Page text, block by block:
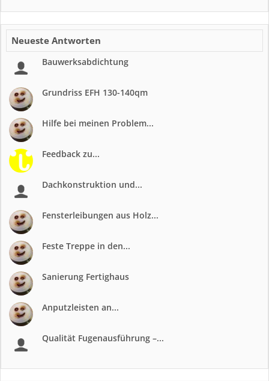
Neueste Antworten
Bauwerksabdichtung
Grundriss EFH 130-140qm
Hilfe bei meinen Problem...
Feedback zu...
Dachkonstruktion und...
Fensterleibungen aus Holz...
Feste Treppe in den...
Sanierung Fertighaus
Anputzleisten an...
Qualität Fugenausführung –...